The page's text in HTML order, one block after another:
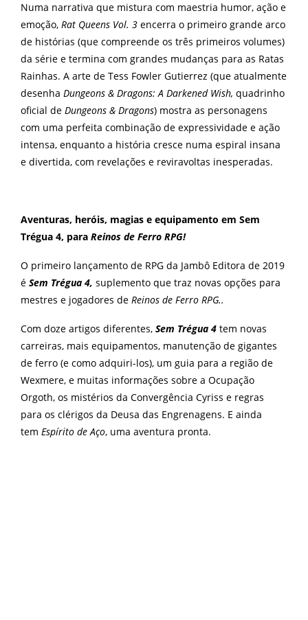
Numa narrativa que mistura com maestria humor, ação e
emoção, Rat Queens Vol. 3 encerra o primeiro grande arco
de histórias (que compreende os três primeiros volumes)
da série e termina com grandes mudanças para as Ratas
Rainhas. A arte de Tess Fowler Gutierrez (que atualmente
desenha Dungeons & Dragons: A Darkened Wish, quadrinho
oficial de Dungeons & Dragons) mostra as personagens
com uma perfeita combinação de expressividade e ação
intensa, enquanto a história cresce numa espiral insana
e divertida, com revelações e reviravoltas inesperadas.
Aventuras, heróis, magias e equipamento em Sem
Trégua 4, para Reinos de Ferro RPG!
O primeiro lançamento de RPG da Jambô Editora de 2019
é Sem Trégua 4, suplemento que traz novas opções para
mestres e jogadores de Reinos de Ferro RPG..
Com doze artigos diferentes, Sem Trégua 4 tem novas
carreiras, mais equipamentos, manutenção de gigantes
de ferro (e como adquiri-los), um guia para a região de
Wexmere, e muitas informações sobre a Ocupação
Orgoth, os mistérios da Convergência Cyriss e regras
para os clérigos da Deusa das Engrenagens. E ainda
tem Espírito de Aço, uma aventura pronta.